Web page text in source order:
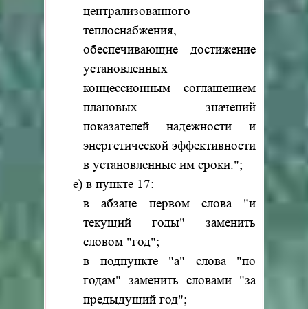
централизованного
теплоснабжения,
обеспечивающие достижение
установленных
концессионным соглашением
плановых значений
показателей надежности и
энергетической эффективности
в установленные им сроки.";
е) в пункте 17:
в абзаце первом слова "и
текущий годы" заменить
словом "год";
в подпункте "а" слова "по
годам" заменить словами "за
предыдущий год";